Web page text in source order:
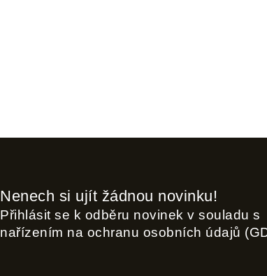
Nenech si ujít žádnou novinku!
Přihlásit se k odběru novinek v souladu s
nařízením na ochranu osobních údajů